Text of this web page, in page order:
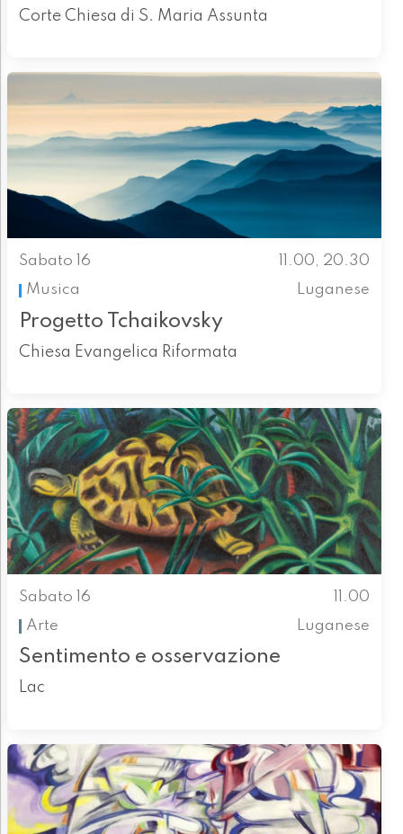
Corte Chiesa di S. Maria Assunta
Sabato 16
11.00, 20.30
Musica
Luganese
Progetto Tchaikovsky
Chiesa Evangelica Riformata
Sabato 16
11.00
Arte
Luganese
Sentimento e osservazione
Lac